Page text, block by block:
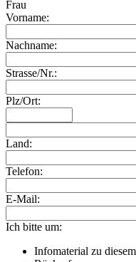
Frau
Vorname:
Nachname:
Strasse/Nr.:
Plz/Ort:
Land:
Telefon:
E-Mail:
Ich bitte um:
Infomaterial zu